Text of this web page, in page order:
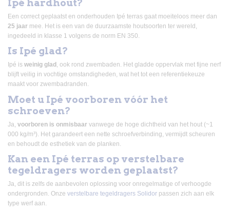
Ipé hardhout?
Een correct geplaatst en onderhouden Ipé terras gaat moeiteloos meer dan
25 jaar mee. Het is een van de duurzaamste houtsoorten ter wereld,
ingedeeld in klasse 1 volgens de norm EN 350.
Is Ipé glad?
Ipé is weinig glad , ook rond zwembaden. Het gladde oppervlak met fijne nerf
blijft veilig in vochtige omstandigheden, wat het tot een referentiekeuze
maakt voor zwembadranden.
Moet u Ipé voorboren vóór het
schroeven?
Ja, voorboren is onmisbaar vanwege de hoge dichtheid van het hout (~1
000 kg/m³). Het garandeert een nette schroefverbinding, vermijdt scheuren
en behoudt de esthetiek van de planken.
Kan een Ipé terras op verstelbare
tegeldragers worden geplaatst?
Ja, dit is zelfs de aanbevolen oplossing voor onregelmatige of verhoogde
ondergronden. Onze verstelbare tegeldragers Solidor passen zich aan elk
type werf aan.